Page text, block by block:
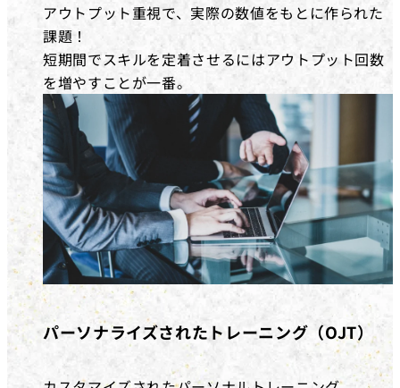
アウトプット重視で、実際の数値をもとに作られた
課題！
短期間でスキルを定着させるにはアウトプット回数
を増やすことが一番。
パーソナライズされたトレーニング（OJT）